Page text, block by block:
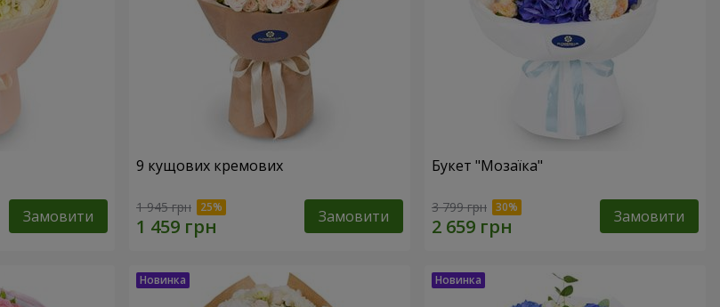
Замовити
9 кущових кремових
1 945 грн Замовити
Букет "Мозаїка"
3 799 грн Замовити